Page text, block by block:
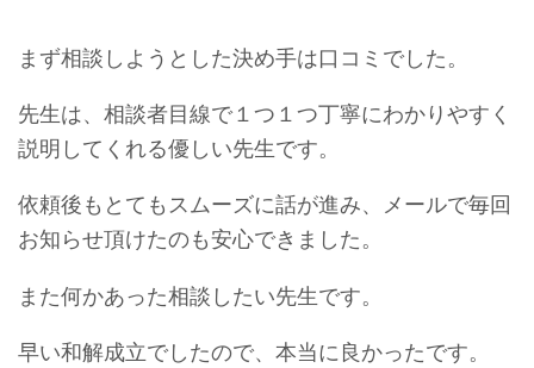
まず相談しようとした決め手は口コミでした。
先生は、相談者目線で１つ１つ丁寧にわかりやすく
説明してくれる優しい先生です。
依頼後もとてもスムーズに話が進み、メールで毎回
お知らせ頂けたのも安心できました。
また何かあった相談したい先生です。
早い和解成立でしたので、本当に良かったです。